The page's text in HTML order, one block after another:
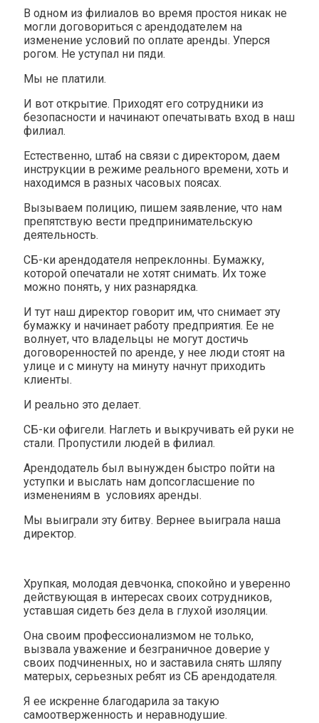
В одном из филиалов во время простоя никак не
могли договориться с арендодателем на
изменение условий по оплате аренды. Уперся
рогом. Не уступал ни пяди.
Мы не платили.
И вот открытие. Приходят его сотрудники из
безопасности и начинают опечатывать вход в наш
филиал.
Естественно, штаб на связи с директором, даем
инструкции в режиме реального времени, хоть и
находимся в разных часовых поясах.
Вызываем полицию, пишем заявление, что нам
препятствую вести предпринимательскую
деятельность.
СБ-ки арендодателя непреклонны. Бумажку,
которой опечатали не хотят снимать. Их тоже
можно понять, у них разнарядка.
И тут наш директор говорит им, что снимает эту
бумажку и начинает работу предприятия. Ее не
волнует, что владельцы не могут достичь
договоренностей по аренде, у нее люди стоят на
улице и с минуту на минуту начнут приходить
клиенты.
И реально это делает.
СБ-ки офигели. Наглеть и выкручивать ей руки не
стали. Пропустили людей в филиал.
Арендодатель был вынужден быстро пойти на
уступки и выслать нам допсогласшение по
изменениям в условиях аренды.
Мы выиграли эту битву. Вернее выиграла наша
директор.
Хрупкая, молодая девчонка, спокойно и уверенно
действующая в интересах своих сотрудников,
уставшая сидеть без дела в глухой изоляции.
Она своим профессионализмом не только,
вызвала уважение и безграничное доверие у
своих подчиненных, но и заставила снять шляпу
матерых, серьезных ребят из СБ арендодателя.
Я ее искренне благодарила за такую
самоотверженность и неравнодушие.